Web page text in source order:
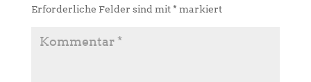
Erforderliche Felder sind mit* markiert